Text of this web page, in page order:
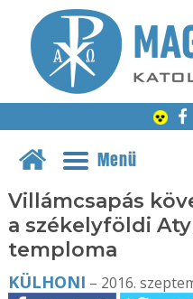
Menü
Villámcsapás
a székelyföldi
temploma
KÜLHONI – 2016.